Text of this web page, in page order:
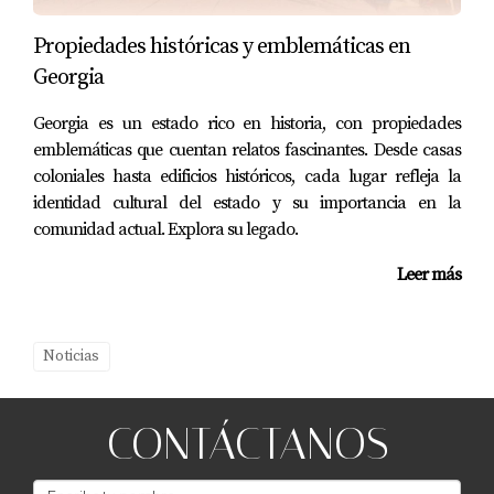
de buscar la perfección. Al final, encontraron una
casa encantadora que superó sus expectativas
iniciales. Su experiencia les enseñó que, a veces, lo
"ideal" no es lo mismo que lo "perfecto".
Estudio de caso 2: Juan
Juan, un soltero de 30 años, siempre soñó con ser
propietario de una vivienda en una zona urbana. Sin
embargo, su camino fue empinado. Después de
expectativas. La emoción inicial fue desbordante,
obstáculos como problemas de financiación y
tiempos de espera prolongados. Gracias a la
perseverancia y la guía de un asesor hipotecario,
Propiedades históricas y emblemáticas en
Georgia
Georgia es un estado rico en historia, con propiedades
emblemáticas que cuentan relatos fascinantes. Desde casas
coloniales hasta edificios históricos, cada lugar refleja la
identidad cultural del estado y su importancia en la
comunidad actual. Explora su legado.
Leer más
Noticias
CONTÁCTANOS